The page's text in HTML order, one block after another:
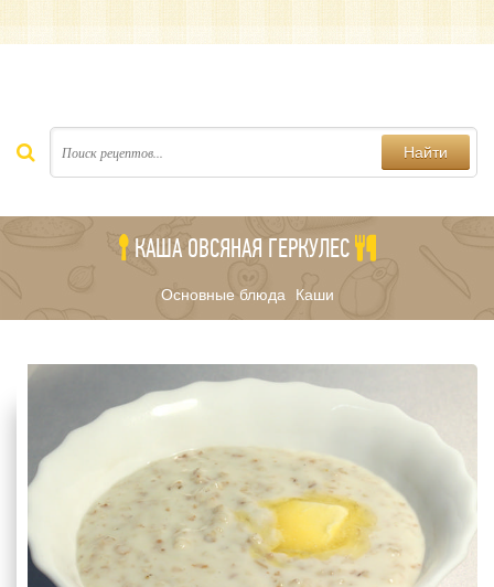
Найти
КАША ОВСЯНАЯ ГЕРКУЛЕС
Основные блюда/ Каши